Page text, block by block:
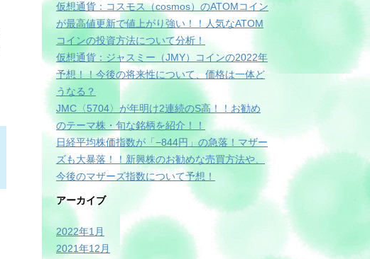
仮想通貨：コスモス（cosmos）のATOMコイン
が最高値更新で値上がり強い！！人気なATOM
コインの投資方法について分析！
仮想通貨：ジャスミー（JMY）コインの2022年
予想！！今後の将来性について、価格は一体ど
うなる？
JMC〈5704〉が年明け2連続のS高！！お勧め
のテーマ株・旬な銘柄を紹介！！
日経平均株価指数が「−844円」の急落！マザー
ズも大暴落！！新興株のお勧めな売買方法や、
今後のマザーズ指数について予想！
アーカイブ
2022年1月
2021年12月